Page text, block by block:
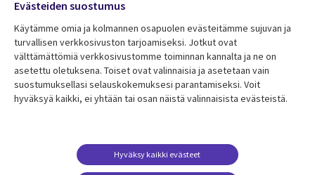
Resurssikeskus
Library
FINLAND
Asiakastarinat
Lisätietoa
Legal
Tietosuoja
Käyttöehdot
Yhteystiedot
Media
FINLAND
Evästeiden suostumus
Käytämme omia ja kolmannen osapuolen evästeitämme sujuvan ja
turvallisen verkkosivuston tarjoamiseksi. Jotkut ovat
välttämättömiä verkkosivustomme toiminnan kannalta ja ne on
asetettu oletuksena. Toiset ovat valinnaisia ​​ja asetetaan vain
suostumuksellasi selauskokemuksesi parantamiseksi. Voit
hyväksyä kaikki, ei yhtään tai osan näistä valinnaisista evästeistä.
Hyväksy kaikki evästeet